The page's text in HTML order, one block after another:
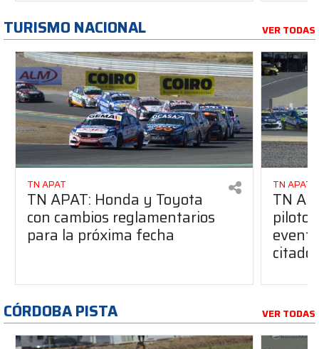
TURISMO NACIONAL VER TODAS
TN APAT
TN APAT: Honda y Toyota
con cambios reglamentarios
para la próxima fecha
TN APAT
TN
piloto
citado
CÓRDOBA PISTA VER TODAS